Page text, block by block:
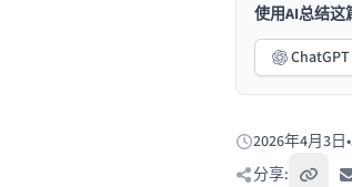
使用AI总结这
ChatGPT
发布于:
2026年4月3日•
分享:
复制